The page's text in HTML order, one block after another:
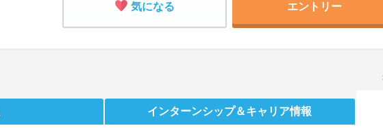
気になる エントリー
インターンシップ＆キャリア情報